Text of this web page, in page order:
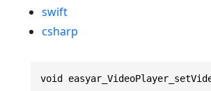
swift
csharp
void